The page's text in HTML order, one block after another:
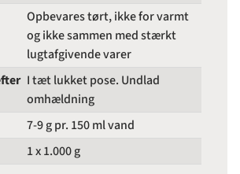
Opbevares tørt, ikke for varmt
og ikke sammen med stærkt
lugtafgivende varer
I tæt lukket pose. Undlad
omhældning
7-9 g pr. 150 ml vand
1 x 1.000 g